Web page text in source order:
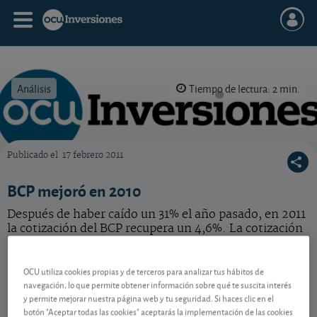
Análisis Tiempo de lectura: 2 min.
Publicado el 17 febrero 2011
BCP mejoró en 2010
Después de haber caído un 31% el año pasado, en 2011
la cotización del BCP recupera un 4,6%. La cotización
BCP
PTBCP0AM0015
07/08/2026 Lisboa
1,104 EUR
0,0015 EUR (0,14 %)
OCU utiliza cookies propias y de terceros para analizar tus hábitos de
navegación, lo que permite obtener información sobre qué te suscita interés
y permite mejorar nuestra página web y tu seguridad. Si haces clic en el
botón "Aceptar todas las cookies" aceptarás la implementación de las cookies